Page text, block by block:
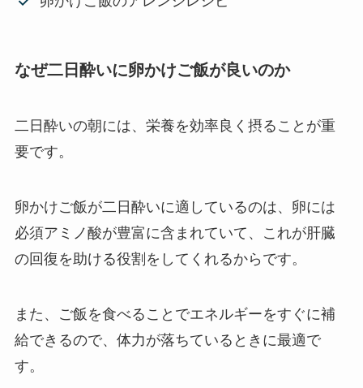
なぜ二日酔いに卵かけご飯が良いのか
二日酔いの朝には、栄養を効率良く摂ることが重
要です。
卵かけご飯が二日酔いに適しているのは、卵には
必須アミノ酸が豊富に含まれていて、これが肝臓
の回復を助ける役割をしてくれるからです。
また、ご飯を食べることでエネルギーをすぐに補
給できるので、体力が落ちているときに最適で
す。